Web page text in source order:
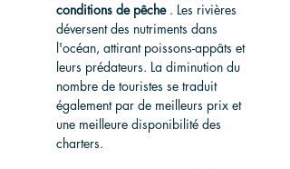
conditions de pêche . Les rivières
déversent des nutriments dans
l'océan, attirant poissons-appâts et
leurs prédateurs. La diminution du
nombre de touristes se traduit
également par de meilleurs prix et
une meilleure disponibilité des
charters.